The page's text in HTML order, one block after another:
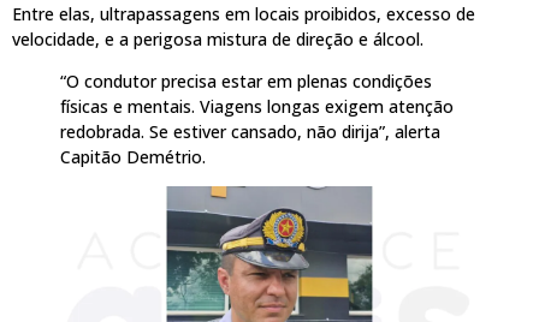
Entre elas, ultrapassagens em locais proibidos, excesso de
velocidade, e a perigosa mistura de direção e álcool.
“O condutor precisa estar em plenas condições
físicas e mentais. Viagens longas exigem atenção
redobrada. Se estiver cansado, não dirija”, alerta
Capitão Demétrio.